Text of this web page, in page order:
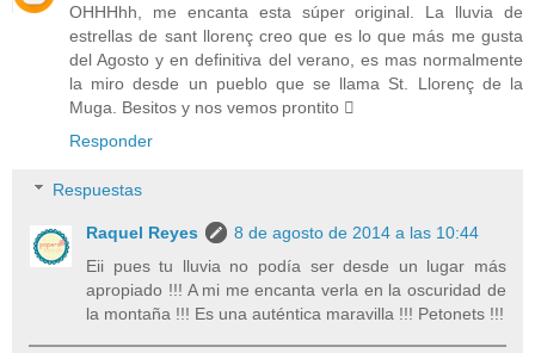
OHHHhh, me encanta esta súper original. La lluvia de
estrellas de sant llorenç creo que es lo que más me gusta
del Agosto y en definitiva del verano, es mas normalmente
la miro desde un pueblo que se llama St. Llorenç de la
Muga. Besitos y nos vemos prontito 
Responder
Respuestas
Raquel Reyes
8 de agosto de 2014 a las 10:44
Eii pues tu lluvia no podía ser desde un lugar más
apropiado !!! A mi me encanta verla en la oscuridad de
la montaña !!! Es una auténtica maravilla !!! Petonets !!!